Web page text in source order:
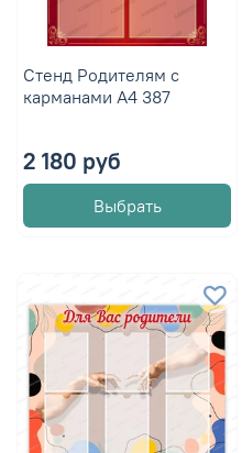
Стенд Родителям с
карманами А4 387
2 180 руб
Выбрать